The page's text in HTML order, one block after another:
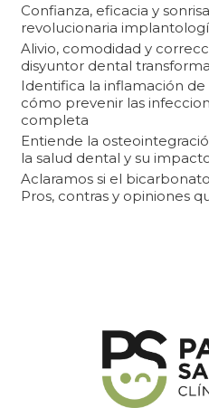
p
o
r
:
Confianza, eficacia y
revolucionaria
Alivio, comodidad y
disyuntor dental
Identifica la inflamación de
cómo prevenir las
completa
Entiende la
la salud dental y su
Aclaramos si el
Pros, contras y opiniones